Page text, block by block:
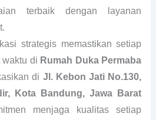
terbaik dengan layanan
strategis memastikan setiap
waktu di Rumah Duka Permaba
di Jl. Kebon Jati No.130,
Kota Bandung, Jawa Barat
menjaga kualitas setiap